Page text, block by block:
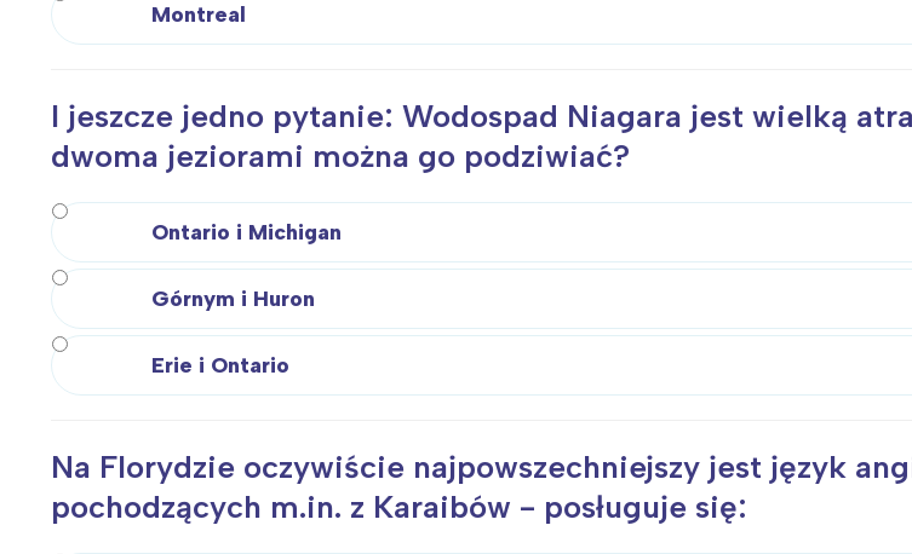
Montreal
I jeszcze jedno pytanie: Wodospad Niagara jest wielką
dwoma jeziorami można go podziwiać?
Ontario i Michigan
Górnym i Huron
Erie i Ontario
Na Florydzie oczywiście najpowszechniejszy jest język
pochodzących m.in. z Karaibów - posługuje się:
Interesują mnie wydarzenia
Warszawa
Łódź
Wrocław
Śląsk
Wybieram